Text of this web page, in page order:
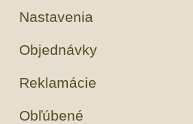
Nastavenia
Objednávky
Reklamácie
Obľúbené